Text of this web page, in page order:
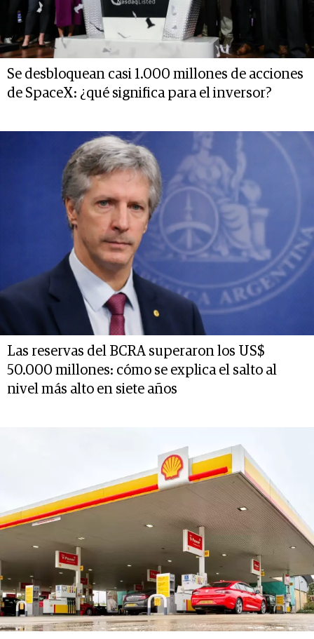
Se desbloquean casi 1.000 millones de acciones
de SpaceX: ¿qué significa para el inversor?
Las reservas del BCRA superaron los US$
50.000 millones: cómo se explica el salto al
nivel más alto en siete años